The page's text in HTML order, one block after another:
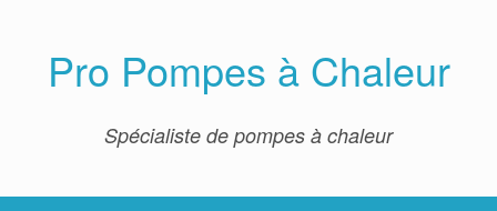
Pro Pompes à Chaleur
Spécialiste de pompes à chaleur